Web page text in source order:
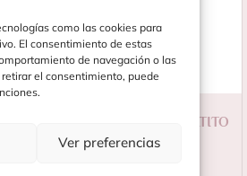
como las cookies para
El consentimiento de estas
de navegación o las
el consentimiento, puede
Ver preferencias
EDREDÓN Y ALMOHADA PATITO
ENZO VERDE Y CAMEL